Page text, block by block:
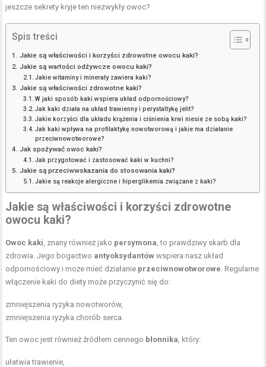
jeszcze sekrety kryje ten niezwykły owoc?
Spis treści
Jakie są właściwości i korzyści zdrowotne owocu kaki?
Jakie są wartości odżywcze owocu kaki?
Jakie witaminy i minerały zawiera kaki?
Jakie są właściwości zdrowotne kaki?
W jaki sposób kaki wspiera układ odpornościowy?
Jak kaki działa na układ trawienny i perystaltykę jelit?
Jakie korzyści dla układu krążenia i ciśnienia krwi niesie ze sobą kaki?
Jak kaki wpływa na profilaktykę nowotworową i jakie ma działanie
przeciwnowotworowe?
Jak spożywać owoc kaki?
Jak przygotować i zastosować kaki w kuchni?
Jakie są przeciwwskazania do stosowania kaki?
Jakie są reakcje alergiczne i hiperglikemia związane z kaki?
Jakie są właściwości i korzyści zdrowotne
owocu kaki?
Owoc kaki, znany również jako persymona, to prawdziwy skarb dla
zdrowia. Jego bogactwo antyoksydantów wspiera nasz układ
odpornościowy i może mieć działanie przeciwnowotworowe. Regularne
włączenie kaki do diety może przyczynić się do:
zmniejszenia ryzyka nowotworów,
zmniejszenia ryzyka chorób serca.
Ten owoc jest również źródłem cennego błonnika, który:
ułatwia trawienie,